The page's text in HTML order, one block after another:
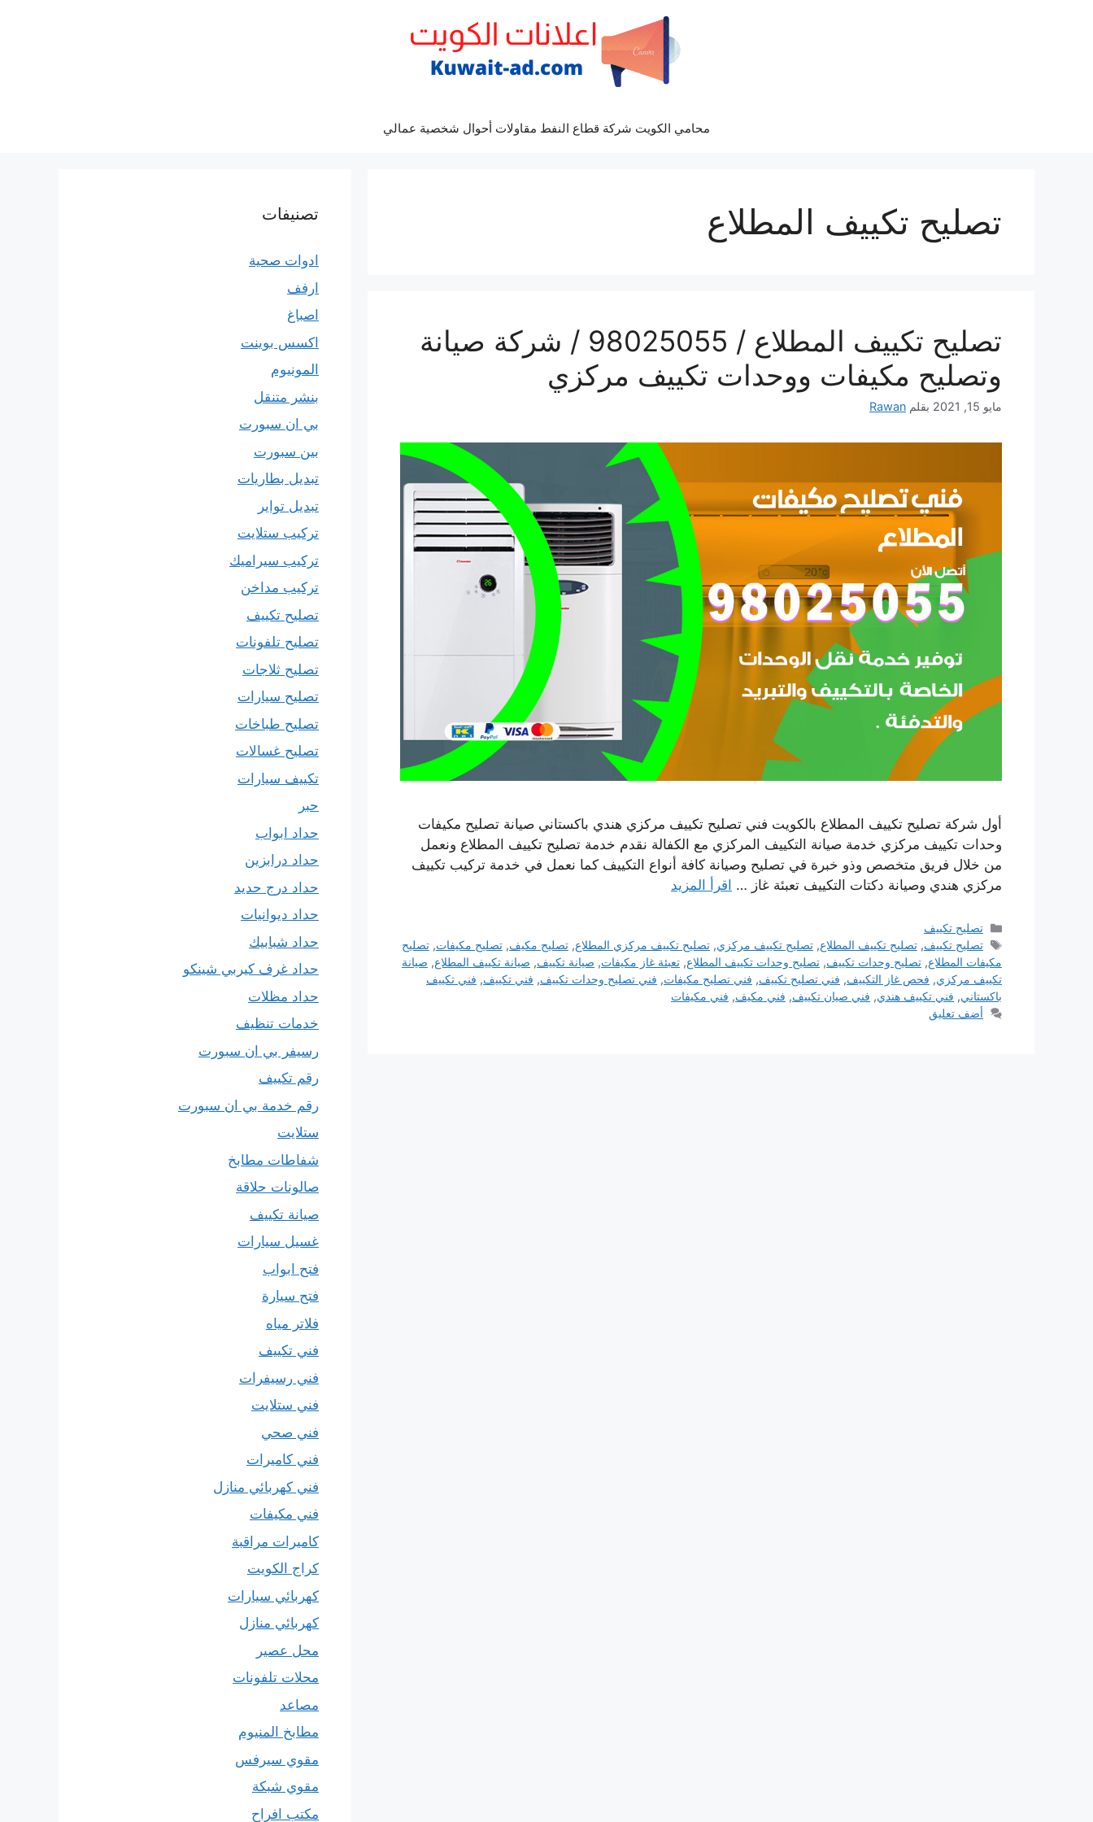
محامي الكويت شركة قطاع النفط مقاولات أحوال شخصية عمالي
تصليح تكييف المطلاع
تصليح تكييف المطلاع / 98025055 / شركة صيانة
وتصليح مكيفات ووحدات تكييف مركزي
مايو 15, 2021 بقلم Rawan
أول شركة تصليح تكييف المطلاع بالكويت فني تصليح تكييف مركزي هندي باكستاني صيانة تصليح مكيفات
وحدات تكييف مركزي خدمة صيانة التكييف المركزي مع الكفالة نقدم خدمة تصليح تكييف المطلاع ونعمل
من خلال فريق متخصص وذو خبرة في تصليح وصيانة كافة أنواع التكييف كما نعمل في خدمة تركيب تكييف
مركزي هندي وصيانة دكتات التكييف تعبئة غاز … اقرأ المزيد
التصنيفات
تصليح تكييف
الوسوم
تصليح تكييف,تصليح تكييف المطلاع,تصليح تكييف مركزي,تصليح تكييف مركزي المطلاع,تصليح مكيف,تصليح مكيفات,تصليح
مكيفات المطلاع, تصليح وحدات تكييف, تصليح وحدات تكييف المطلاع, تعبئة غاز مكيفات, صيانة تكييف, صيانة تكييف المطلاع, صيانة
تكييف مركزي, فحص غاز التكييف, فني تصليح تكييف, فني تصليح مكيفات, فني تصليح وحدات تكييف, فني تكييف, فني تكييف
باكستاني, فني تكييف هندي, فني صيان تكييف, فني مكيف, فني مكيفات
أضف تعليق
تصنيفات
ادوات صحية
ارفف
اصباغ
اكسس بوينت
المونيوم
بنشر متنقل
بي ان سبورت
بين سبورت
تبديل بطاريات
تبديل تواير
تركيب ستلايت
تركيب سيراميك
تركيب مداخن
تصليح تكييف
تصليح تلفونات
تصليح ثلاجات
تصليح سيارات
تصليح طباخات
تصليح غسالات
تكييف سيارات
حبر
حداد ابواب
حداد درابزين
حداد درج حديد
حداد ديوانيات
حداد شبابيك
حداد غرف كيربي شينكو
حداد مظلات
خدمات تنظيف
رسيفر بي ان سبورت
رقم تكييف
رقم خدمة بي ان سبورت
ستلايت
شفاطات مطابخ
صالونات حلاقة
صيانة تكييف
غسيل سيارات
فتح ابواب
فتح سيارة
فلاتر مياه
فني تكييف
فني رسيفرات
فني ستلايت
فني صحي
فني كاميرات
فني كهربائي منازل
فني مكيفات
كاميرات مراقبة
كراج الكويت
كهربائي سيارات
كهربائي منازل
محل عصير
محلات تلفونات
مصاعد
مطابخ المنيوم
مقوي سيرفس
مقوي شبكة
مكتب افراح